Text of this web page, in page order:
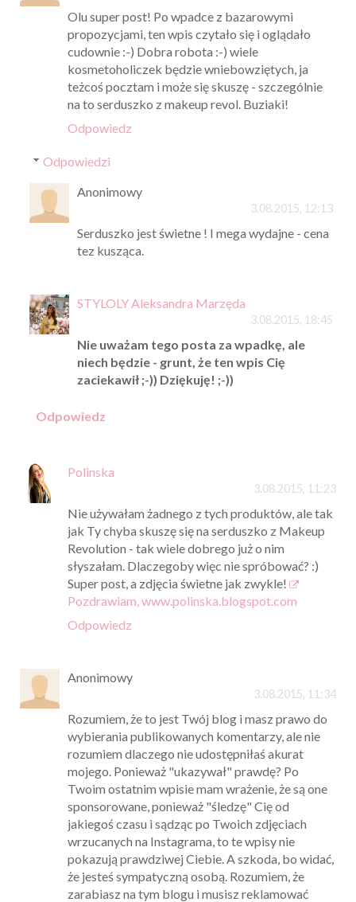
Olu super post! Po wpadce z bazarowymi
propozycjami, ten wpis czytało się i oglądało
cudownie :-) Dobra robota :-) wiele
kosmetoholiczek będzie wniebowziętych, ja
teżcoś pocztam i może się skuszę - szczególnie
na to serduszko z makeup revol. Buziaki!
Odpowiedz
Odpowiedzi
Anonimowy
3.08.2015, 12:13
Serduszko jest świetne ! I mega wydajne - cena
tez kusząca.
STYLOLY Aleksandra Marzęda
3.08.2015, 18:45
Nie uważam tego posta za wpadkę, ale
niech będzie - grunt, że ten wpis Cię
zaciekawił ;-)) Dziękuję! ;-))
Odpowiedz
Polinska
3.08.2015, 11:23
Nie używałam żadnego z tych produktów, ale tak
jak Ty chyba skuszę się na serduszko z Makeup
Revolution - tak wiele dobrego już o nim
słyszałam. Dlaczegoby więc nie spróbować? :)
Super post, a zdjęcia świetne jak zwykle!
Pozdrawiam, www.polinska.blogspot.com
Odpowiedz
Anonimowy
3.08.2015, 11:34
Rozumiem, że to jest Twój blog i masz prawo do
wybierania publikowanych komentarzy, ale nie
rozumiem dlaczego nie udostępniłaś akurat
mojego. Ponieważ "ukazywał" prawdę? Po
Twoim ostatnim wpisie mam wrażenie, że są one
sponsorowane, ponieważ "śledzę" Cię od
jakiegoś czasu i sądząc po Twoich zdjęciach
wrzucanych na Instagrama, to te wpisy nie
pokazują prawdziwej Ciebie. A szkoda, bo widać,
że jesteś sympatyczną osobą. Rozumiem, że
zarabiasz na tym blogu i musisz reklamować